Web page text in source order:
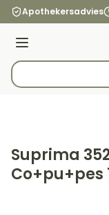
Ga naar de inhoud
Apothekersadvies
Menu
Product, merk,
Suprima
Co+pu+pes